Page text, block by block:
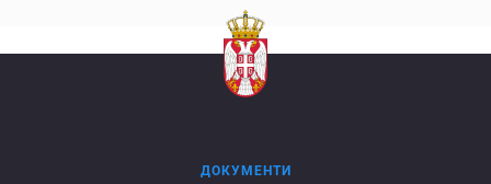
ДОКУМЕНТИ